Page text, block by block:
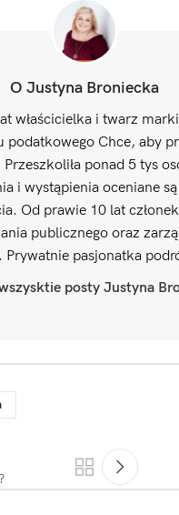
O Justyna Broniecka
właścicielka i twarz
Chce, aby
ponad 5 tys
i wystąpienia oceniane
Od prawie 10 lat
publicznego oraz
Prywatnie pasjonatka
posty Justyna